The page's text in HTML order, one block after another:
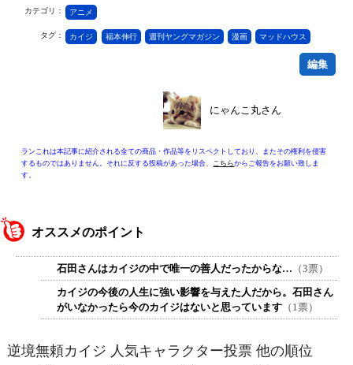
カテゴリ： アニメ
タグ： カイジ 福本伸行 週刊ヤングマガジン 漫画 マッドハウス
編集
にゃんこ丸さん
ランこれは本記事に紹介される全ての商品・作品等をリスペクトしており、またその権利を侵害
するものではありません。それに反する投稿があった場合、
こちらからご報告をお願い致しま
す。
オススメのポイント
石田さんはカイジの中で唯一の善人だったからな… （3票）
カイジの今後の人生に強い影響を与えた人だから。石田さん
がいなかったら今のカイジはないと思っています （1票）
逆境無頼カイジ 人気キャラクター投票 他の順位